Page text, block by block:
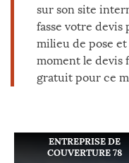
sur son site
fasse votre devis
milieu de pose
moment le devis
gratuit pour ce
ENTREPRISE DE
COUVERTURE 78